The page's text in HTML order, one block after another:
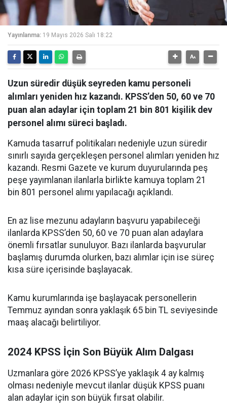
Yayınlanma: 19 Mayıs 2026 Salı 18:22
Uzun süredir düşük seyreden kamu personeli
alımları yeniden hız kazandı. KPSS’den 50, 60 ve 70
puan alan adaylar için toplam 21 bin 801 kişilik dev
personel alımı süreci başladı.
Kamuda tasarruf politikaları nedeniyle uzun süredir
sınırlı sayıda gerçekleşen personel alımları yeniden hız
kazandı. Resmi Gazete ve kurum duyurularında peş
peşe yayımlanan ilanlarla birlikte kamuya toplam 21
bin 801 personel alımı yapılacağı açıklandı.
En az lise mezunu adayların başvuru yapabileceği
ilanlarda KPSS’den 50, 60 ve 70 puan alan adaylara
önemli fırsatlar sunuluyor. Bazı ilanlarda başvurular
başlamış durumda olurken, bazı alımlar için ise süreç
kısa süre içerisinde başlayacak.
Kamu kurumlarında işe başlayacak personellerin
Temmuz ayından sonra yaklaşık 65 bin TL seviyesinde
maaş alacağı belirtiliyor.
2024 KPSS İçin Son Büyük Alım Dalgası
Uzmanlara göre 2026 KPSS’ye yaklaşık 4 ay kalmış
olması nedeniyle mevcut ilanlar düşük KPSS puanı
alan adaylar için son büyük fırsat olabilir.